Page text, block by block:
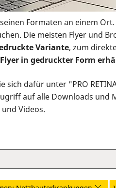
Formaten an einem
Die meisten Flyer und
Variante, zum
in gedruckter Form
sich dafür unter "PRO
auf alle Downloads und
Videos.